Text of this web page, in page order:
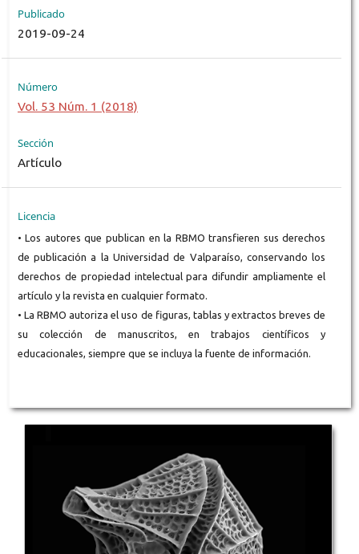
Publicado
2019-09-24
Número
Vol. 53 Núm. 1 (2018)
Sección
Artículo
Licencia
• Los autores que publican en la RBMO transfieren sus derechos
de publicación a la Universidad de Valparaíso, conservando los
derechos de propiedad intelectual para difundir ampliamente el
artículo y la revista en cualquier formato.
• La RBMO autoriza el uso de figuras, tablas y extractos breves de
su colección de manuscritos, en trabajos científicos y
educacionales, siempre que se incluya la fuente de información.